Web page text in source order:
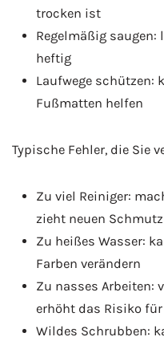
trocken ist
Regelmäßig
heftig
Laufwege schützen:
Fußmatten helfen
Typische Fehler, die Sie
Zu viel Reiniger:
zieht neuen
Zu heißes Wasser:
Farben verändern
Zu nasses Arbeiten:
erhöht das Risiko für
Wildes Schrubben: